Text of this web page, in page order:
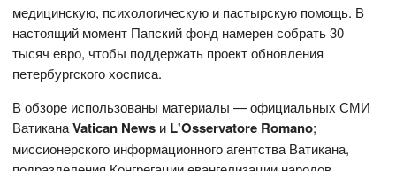
медицинскую, психологическую и пастырскую помощь. В
настоящий момент Папский фонд намерен собрать 30
тысяч евро, чтобы поддержать проект обновления
петербургского хосписа.
В обзоре использованы материалы — официальных СМИ
ВатиканаVatican News и L'Osservatore Romano;
миссионерского информационного агентства Ватикана,